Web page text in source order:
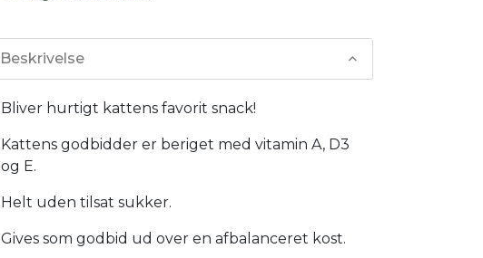
Beskrivelse
Bliver hurtigt kattens favorit snack!
Kattens godbidder er beriget med vitamin A, D3
og E.
Helt uden tilsat sukker.
Gives som godbid ud over en afbalanceret kost.